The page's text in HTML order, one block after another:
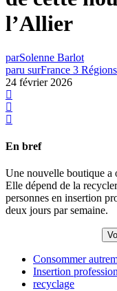
l’Allier
parSolenne Barlot
paru surFrance 3 Régions
24 février 2026
En bref
Une nouvelle boutique a
Elle dépend de la
personnes en insertion
deux jours par semaine.
Consommer
Insertion
recyclage